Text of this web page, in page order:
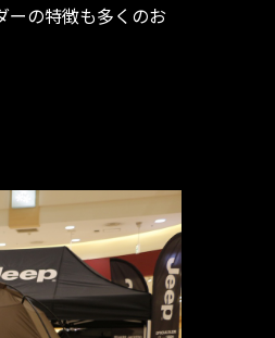
ーの特徴も多くのお